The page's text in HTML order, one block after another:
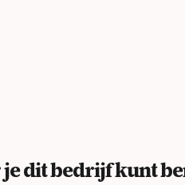
dit bedrijf kunt